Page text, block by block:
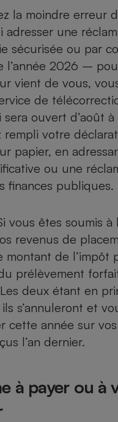
la moindre erreur
adresser une
sécurisée ou par
l’année 2026 –
vient de vous,
de
ouvert d’août
rempli votre
papier, en
ou une
finances publiques.
vous êtes soumis à
revenus de
montant de l’impôt
prélèvement
deux étant en
s’annuleront et
cette année sur
l’an dernier.
à payer ou à